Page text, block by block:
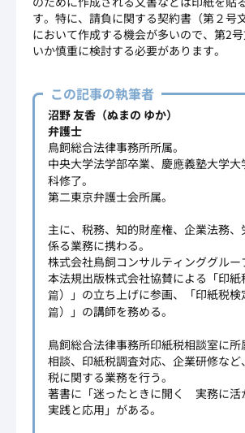
す。特に、請負に関する契約書（第２号
において作成する機会が多いので、第2
いか慎重に検討する必要があります。
この記事の執筆者
沼野 友香（ぬまの ゆか）
弁護士
鳥飼総合法律事務所所属。
中央大学法学部卒業、慶應義塾大学
科修了。
第二東京弁護士会所属。
主に、税務、知的財産権、企業法務、
係る業務に携わる。
株式会社鳥飼コンサルティンググルー
本法規出版株式会社協賛による「印紙
篇）」の立ち上げに参画、「印紙税検
篇）」の講師を務める。
鳥飼総合法律事務所印紙税相談室に
相談、印紙税調査対応、企業研修な
税に関する業務を行う。
著書に「迷ったときに開く 実務に活
実践と応用」がある。